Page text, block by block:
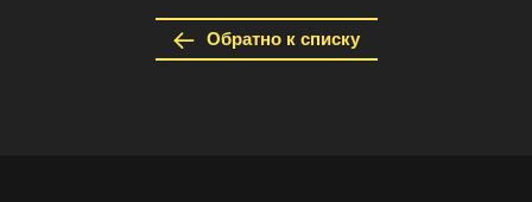
Обратно к списку